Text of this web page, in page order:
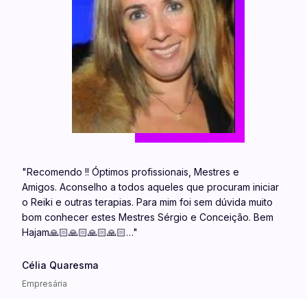
"Recomendo !! Óptimos profissionais, Mestres e
Amigos. Aconselho a todos aqueles que procuram iniciar
o Reiki e outras terapias. Para mim foi sem dúvida muito
bom conhecer estes Mestres Sérgio e Conceição. Bem
Hajam🙏🏻🙏🏻🙏🏻🙏🏻…"
Célia Quaresma
Empresária